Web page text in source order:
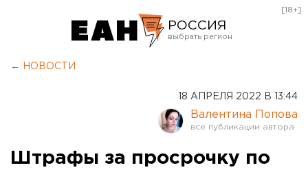
РОССИЯ
Курган
Оренбург
[18+]
← НОВОСТИ
18 АПРЕЛЯ 2022 В 13:44
Валентина Попова
Штрафы за просрочку по